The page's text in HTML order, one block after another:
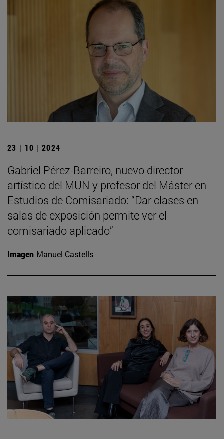
23 | 10 | 2024
Gabriel Pérez-Barreiro, nuevo director
artístico del MUN y profesor del Máster en
Estudios de Comisariado: “Dar clases en
salas de exposición permite ver el
comisariado aplicado”
Imagen Manuel Castells